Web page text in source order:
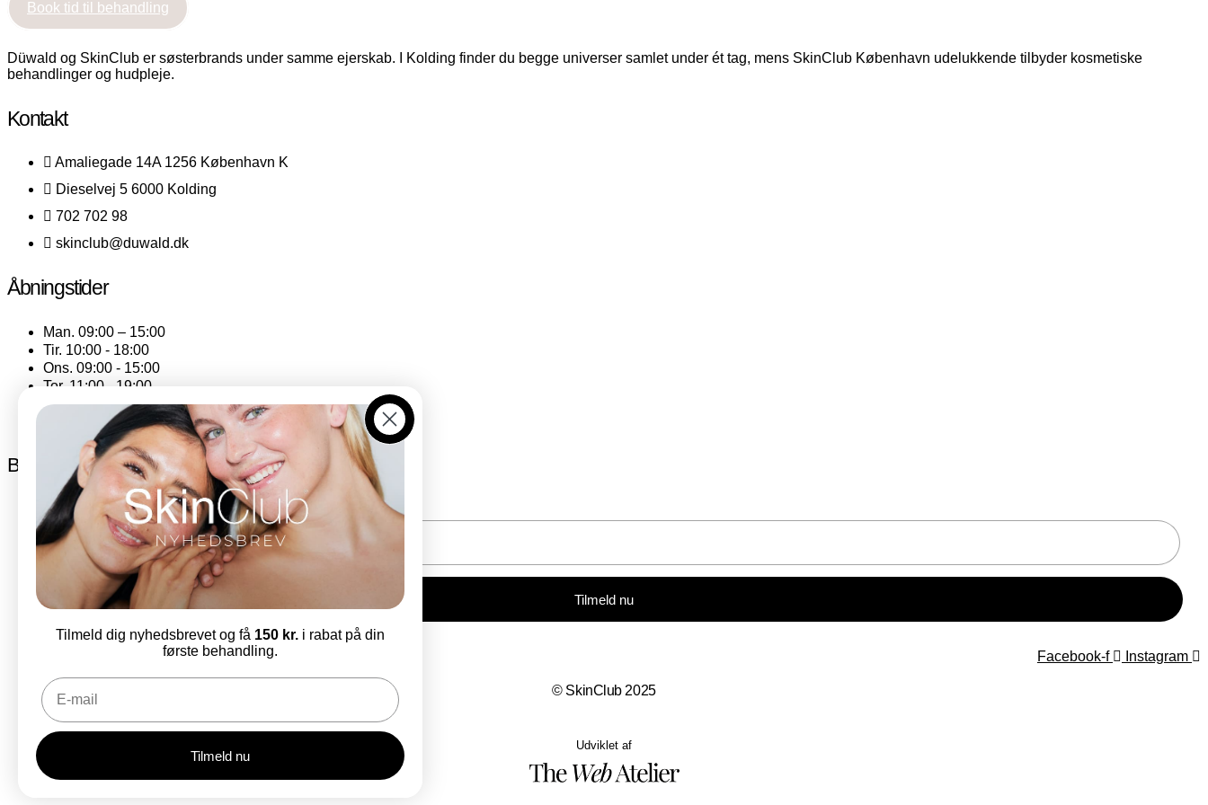
Book tid til behandling
Düwald og SkinClub er søsterbrands under samme ejerskab. I Kolding finder du begge universer samlet under ét tag, mens SkinClub København udelukkende tilbyder kosmetiske
behandlinger og hudpleje.
Kontakt
Amaliegade 14A 1256 København K
Dieselvej 5 6000 Kolding
702 702 98
skinclub@duwald.dk
Åbningstider
Man. 09:00 – 15:00
Tir. 10:00 - 18:00
Ons. 09:00 - 15:00
Tor. 11:00 - 19:00
Fre. 09:00 - 14:00
Åbningstiderne kan variere
Bliv en del af SkinClub
E-mail
Tilmeld nu
Facebook-f Instagram
© SkinClub 2025
Udviklet af
Tilmeld dig nyhedsbrevet og få 150 kr. i rabat på din
første behandling.
Tilmeld nu